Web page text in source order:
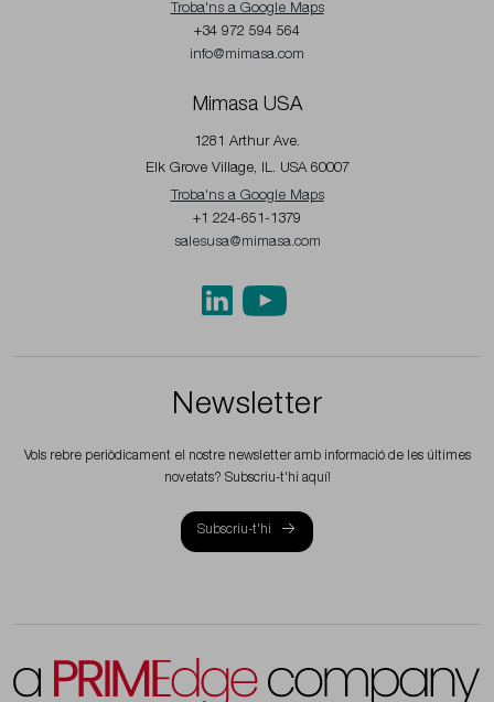
Troba'ns a Google Maps
+34 972 594 564
info@mimasa.com
Mimasa USA
1281 Arthur Ave.
Elk Grove Village, IL. USA 60007
Troba'ns a Google Maps
+1 224-651-1379
salesusa@mimasa.com
Newsletter
Vols rebre periòdicament el nostre newsletter amb informació de les últimes
novetats? Subscriu-t'hi aquí!
Subscriu-t'hi